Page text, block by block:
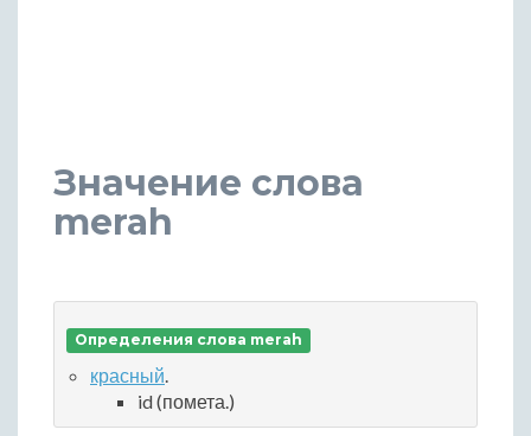
Значение слова
merah
Определения слова merah
красный.
id (помета.)